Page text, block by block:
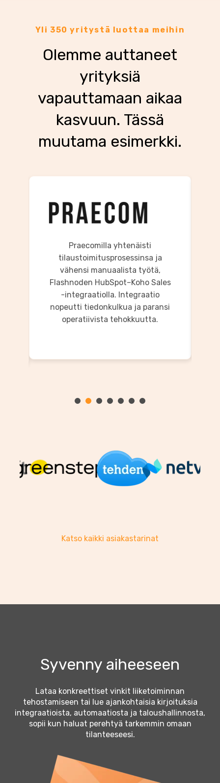
Yli 350 yritystä luottaa meihin
Olemme auttaneet
yrityksiä
vapauttamaan aikaa
kasvuun. Tässä
muutama esimerkki.
Praecomilla yhtenäisti
tilaustoimitusprosessinsa ja
vähensi manuaalista työtä,
Flashnoden HubSpot–Koho Sales
-integraatiolla. Integraatio
nopeutti tiedonkulkua ja paransi
operatiivista tehokkuutta.
Katso kaikki asiakastarinat
Syvenny aiheeseen
Lataa konkreettiset vinkit liiketoiminnan
tehostamiseen tai lue ajankohtaisia kirjoituksia
integraatioista, automaatiosta ja taloushallinnosta,
sopii kun haluat perehtyä tarkemmin omaan
tilanteeseesi.